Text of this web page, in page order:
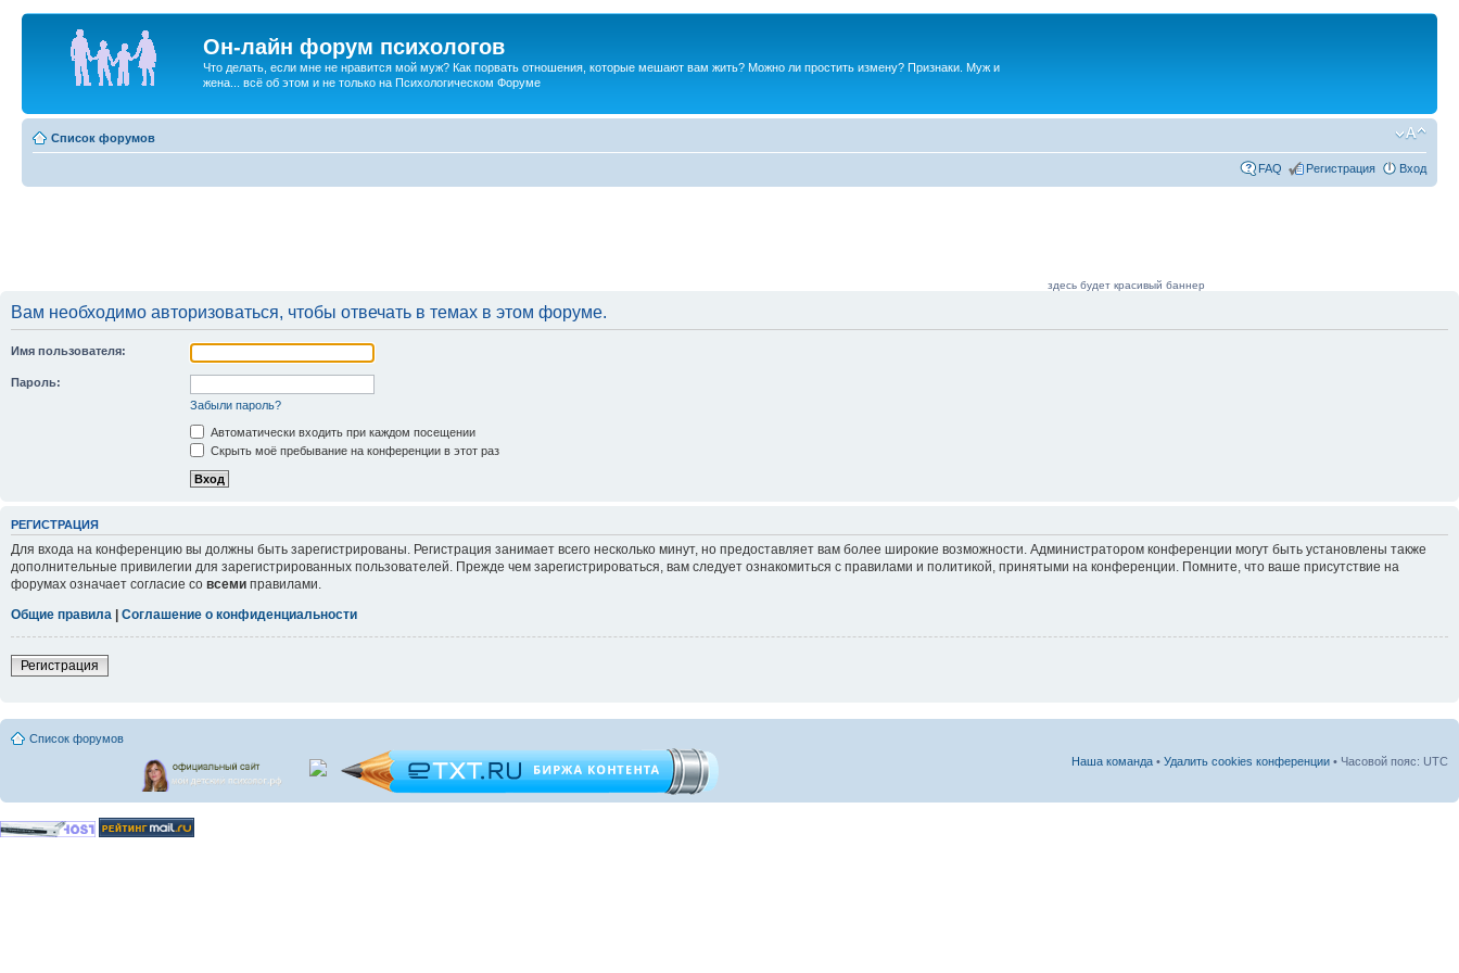
Он-лайн форум психологов
Что делать, если мне не нравится мой муж? Как порвать отношения, которые мешают вам жить? Можно ли простить измену? Признаки. Муж и
жена... всё об этом и не только на Психологическом Форуме
Список форумов
FAQ Регистрация Вход
здесь будет красивый баннер
Вам необходимо авторизоваться, чтобы отвечать в темах в этом форуме.
Имя пользователя:
Пароль:
Забыли пароль?
Автоматически входить при каждом посещении
Скрыть моё пребывание на конференции в этот раз
РЕГИСТРАЦИЯ
Для входа на конференцию вы должны быть зарегистрированы. Регистрация занимает всего несколько минут, но предоставляет вам более широкие возможности. Администратором конференции могут быть установлены также
дополнительные привилегии для зарегистрированных пользователей. Прежде чем зарегистрироваться, вам следует ознакомиться с правилами и политикой, принятыми на конференции. Помните, что ваше присутствие на
форумах означает согласие со всеми правилами.
Общие правила
Соглашение о конфиденциальности
Регистрация
Список форумов
Наша команда • Удалить cookies конференции • Часовой пояс: UTC